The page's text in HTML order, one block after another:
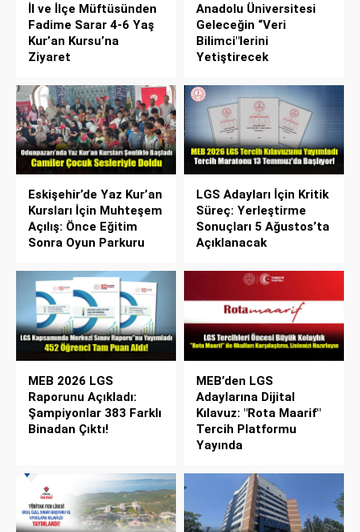
İl ve İlçe Müftüsünden
Fadime Sarar 4-6 Yaş
Kur’an Kursu’na
Ziyaret
Anadolu Üniversitesi
Geleceğin “Veri
Bilimci"lerini
Yetiştirecek
Eskişehir’de Yaz Kur’an
Kursları İçin Muhteşem
Açılış: Önce Eğitim
Sonra Oyun Parkuru
LGS Adayları İçin Kritik
Süreç: Yerleştirme
Sonuçları 5 Ağustos’ta
Açıklanacak
MEB 2026 LGS
Raporunu Açıkladı:
Şampiyonlar 383 Farklı
Binadan Çıktı!
MEB’den LGS
Adaylarına Dijital
Kılavuz: "Rota Maarif"
Tercih Platformu
Yayında